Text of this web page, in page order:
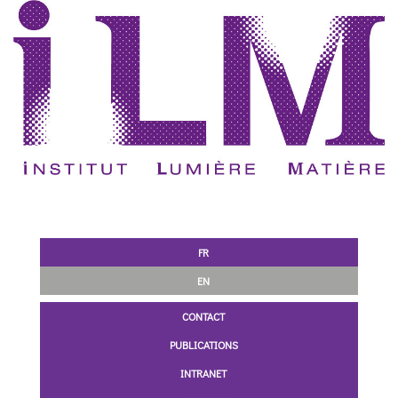
FR
EN
CONTACT
PUBLICATIONS
INTRANET